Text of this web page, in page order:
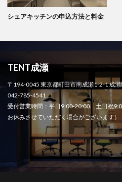
シェアキッチンの申込方法と料金
TENT成瀬
〒194-0045 東京都町田市南成瀬1-2-1 成
042-785-4541
受付営業時間：平日9:00-20:00 土日祝
お休みさせていただく場合がございます）